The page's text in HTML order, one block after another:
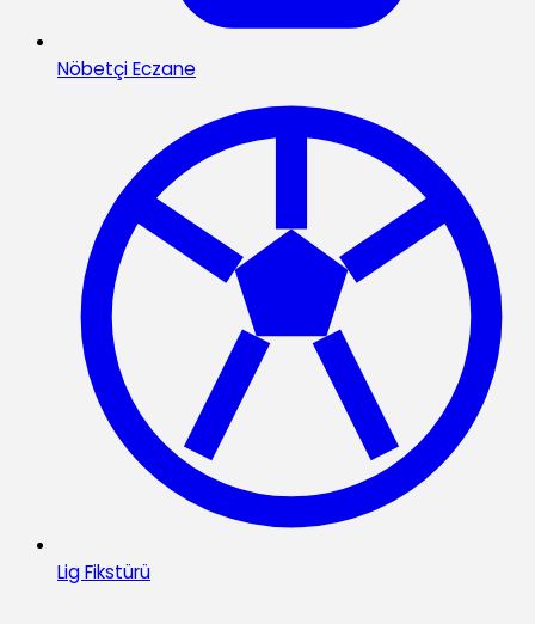
Nöbetçi Eczane
Lig Fikstürü